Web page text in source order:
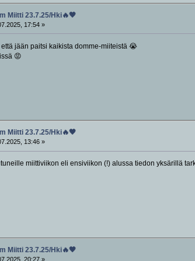
Miitti 23.7.25/Hki🔥🖤
17:54 »
jään paitsi kaikista domme-miiteistä 😭
😡
Miitti 23.7.25/Hki🔥🖤
13:46 »
miittiviikon eli ensiviikon (!) alussa tiedon yksärillä
Miitti 23.7.25/Hki🔥🖤
20:27 »